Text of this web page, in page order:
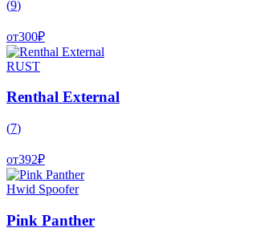
(9)
от300₽
RUST
Renthal External
(7)
от392₽
Hwid Spoofer
Pink Panther